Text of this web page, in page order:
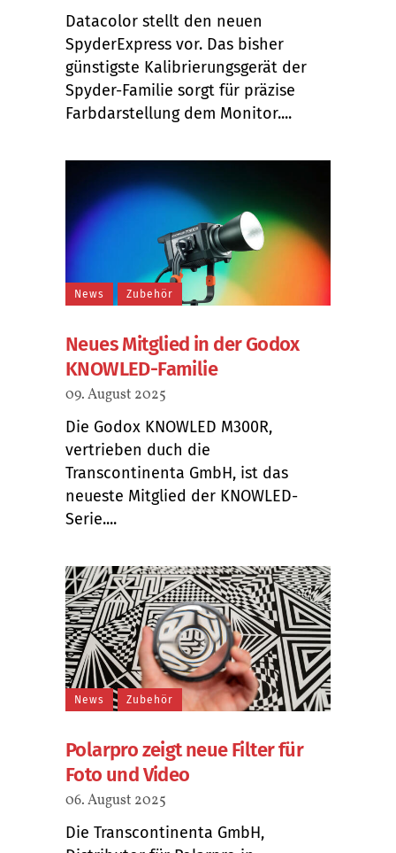
Datacolor stellt den neuen
SpyderExpress vor. Das bisher
günstigste Kalibrierungsgerät der
Spyder-Familie sorgt für präzise
Farbdarstellung dem Monitor....
News Zubehör
Neues Mitglied in der Godox
KNOWLED-Familie
09. August 2025
Die Godox KNOWLED M300R,
vertrieben duch die
Transcontinenta GmbH, ist das
neueste Mitglied der KNOWLED-
Serie....
News Zubehör
Polarpro zeigt neue Filter für
Foto und Video
06. August 2025
Die Transcontinenta GmbH,